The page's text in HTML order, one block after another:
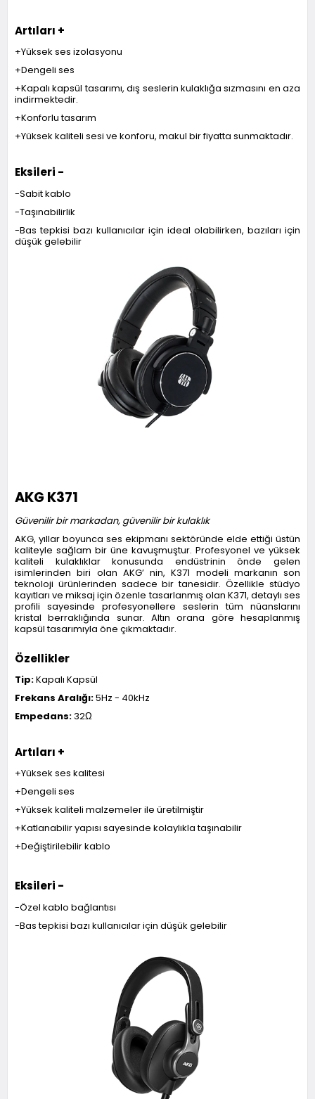
Artıları +
+Yüksek ses izolasyonu
+Dengeli ses
+Kapalı kapsül tasarımı, dış seslerin kulaklığa sızmasını en aza
indirmektedir.
+Konforlu tasarım
+Yüksek kaliteli sesi ve konforu, makul bir fiyatta sunmaktadır.
Eksileri -
-Sabit kablo
-Taşınabilirlik
-Bas tepkisi bazı kullanıcılar için ideal olabilirken, bazıları için
düşük gelebilir
AKG K371
Güvenilir bir markadan, güvenilir bir kulaklık
AKG, yıllar boyunca ses ekipmanı sektöründe elde ettiği üstün
kaliteyle sağlam bir üne kavuşmuştur. Profesyonel ve yüksek
kaliteli kulaklıklar konusunda endüstrinin önde gelen
isimlerinden biri olan AKG’ nin, K371 modeli markanın son
teknoloji ürünlerinden sadece bir tanesidir. Özellikle stüdyo
kayıtları ve miksaj için özenle tasarlanmış olan K371, detaylı ses
profili sayesinde profesyonellere seslerin tüm nüanslarını
kristal berraklığında sunar. Altın orana göre hesaplanmış
kapsül tasarımıyla öne çıkmaktadır.
Özellikler
Tip:Kapalı Kapsül
Frekans Aralığı:5Hz - 40kHz
Empedans:32Ω
Artıları +
+Yüksek ses kalitesi
+Dengeli ses
+Yüksek kaliteli malzemeler ile üretilmiştir
+Katlanabilir yapısı sayesinde kolaylıkla taşınabilir
+Değiştirilebilir kablo
Eksileri -
-Özel kablo bağlantısı
-Bas tepkisi bazı kullanıcılar için düşük gelebilir